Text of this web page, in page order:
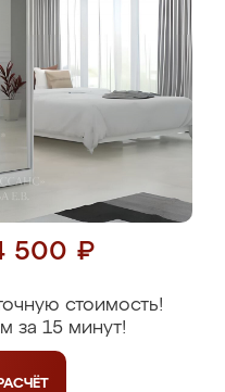
500 ₽
стоимость!
за 15 минут!